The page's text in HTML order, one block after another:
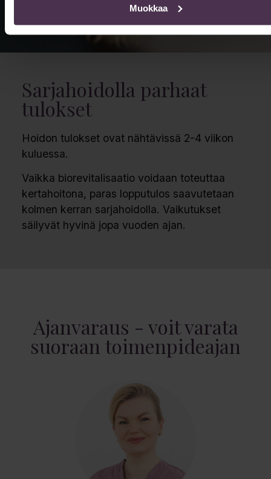
Muokkaa
Sarjahoidolla parhaat
tulokset
Hoidon tulokset ovat nähtävissä 2-4 viikon
kuluessa.
Vaikka biorevitalisaatio voidaan toteuttaa
kertahoitona, paras lopputulos saavutetaan
kolmen kerran sarjahoidolla. Vaikutukset
säilyvät hyvinä jopa vuoden ajan.
Ajanvaraus - voit varata
suoraan toimenpideajan